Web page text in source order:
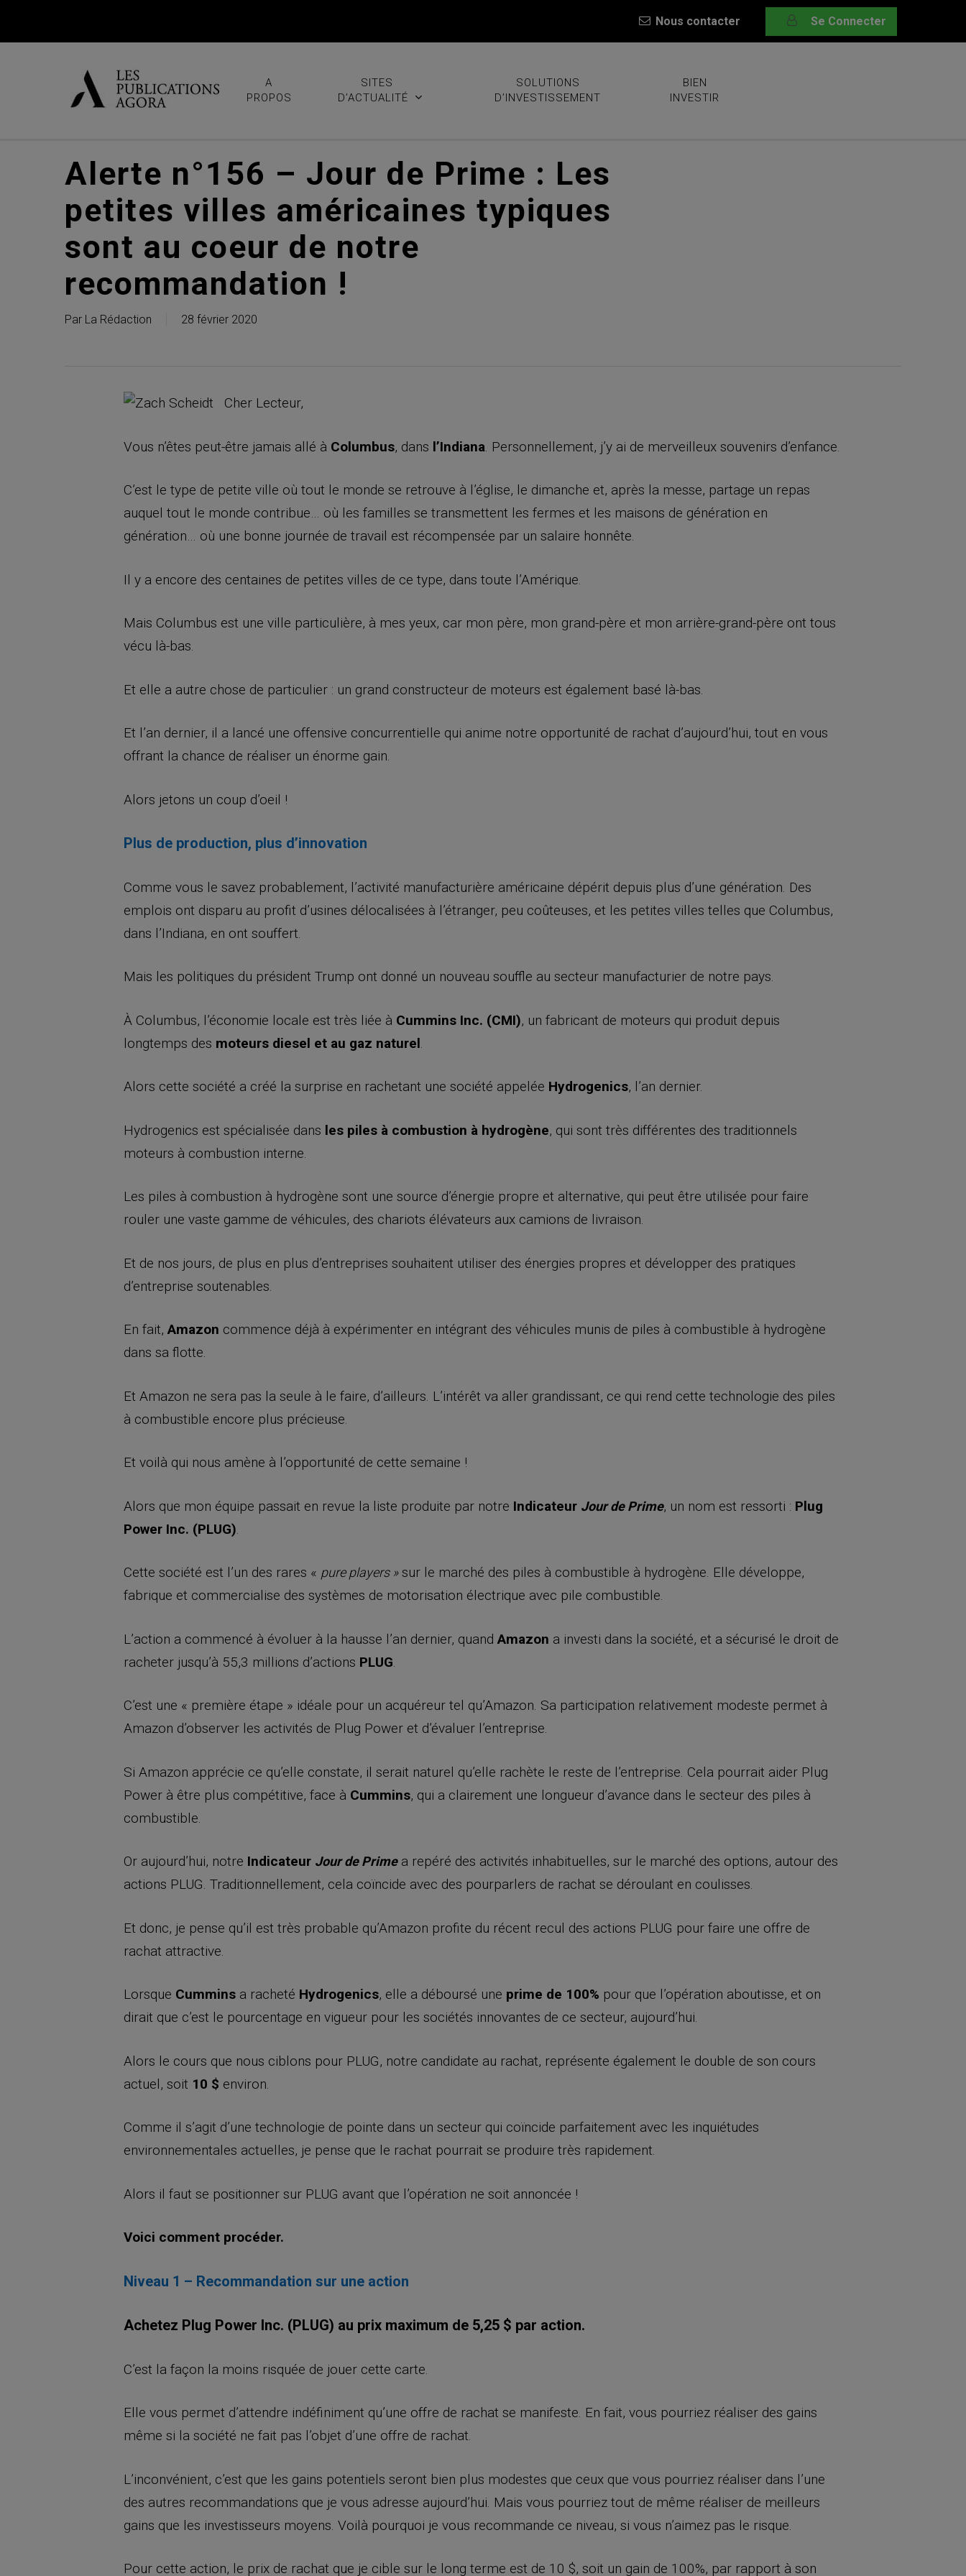
Nous contacter Se Connecter
A
PROPOS
SITES
D’ACTUALITÉ
SOLUTIONS
D’INVESTISSEMENT
BIEN
INVESTIR
Alerte n°156 – Jour de Prime : Les
petites villes américaines typiques
sont au coeur de notre
recommandation !
Par La Rédaction 28 février 2020
Cher Lecteur,
Vous n’êtes peut-être jamais allé à Columbus, dans l’Indiana . Personnellement, j’y ai de merveilleux souvenirs d’enfance.
C’est le type de petite ville où tout le monde se retrouve à l’église, le dimanche et, après la messe, partage un repas
auquel tout le monde contribue… où les familles se transmettent les fermes et les maisons de génération en
génération… où une bonne journée de travail est récompensée par un salaire honnête.
Il y a encore des centaines de petites villes de ce type, dans toute l’Amérique.
Mais Columbus est une ville particulière, à mes yeux, car mon père, mon grand-père et mon arrière-grand-père ont tous
vécu là-bas.
Et elle a autre chose de particulier : un grand constructeur de moteurs est également basé là-bas.
Et l’an dernier, il a lancé une offensive concurrentielle qui anime notre opportunité de rachat d’aujourd’hui, tout en vous
offrant la chance de réaliser un énorme gain.
Alors jetons un coup d’oeil !
Plus de production, plus d’innovation
Comme vous le savez probablement, l’activité manufacturière américaine dépérit depuis plus d’une génération. Des
emplois ont disparu au profit d’usines délocalisées à l’étranger, peu coûteuses, et les petites villes telles que Columbus,
dans l’Indiana, en ont souffert.
Mais les politiques du président Trump ont donné un nouveau souffle au secteur manufacturier de notre pays.
À Columbus, l’économie locale est très liée à Cummins Inc. (CMI), un fabricant de moteurs qui produit depuis
longtemps des moteurs diesel et au gaz naturel
Alors cette société a créé la surprise en rachetant une société appelée Hydrogenics, l’an dernier.
Hydrogenics est spécialisée dans les piles à combustion à hydrogène, qui sont très différentes des traditionnels
moteurs à combustion interne.
Les piles à combustion à hydrogène sont une source d’énergie propre et alternative, qui peut être utilisée pour faire
rouler une vaste gamme de véhicules, des chariots élévateurs aux camions de livraison.
Et de nos jours, de plus en plus d’entreprises souhaitent utiliser des énergies propres et développer des pratiques
d’entreprise soutenables.
En fait,Amazon commence déjà à expérimenter en intégrant des véhicules munis de piles à combustible à hydrogène
dans sa flotte.
Et Amazon ne sera pas la seule à le faire, d’ailleurs. L’intérêt va aller grandissant, ce qui rend cette technologie des piles
à combustible encore plus précieuse.
Et voilà qui nous amène à l’opportunité de cette semaine !
Alors que mon équipe passait en revue la liste produite par notre Indicateur Jour de Prime, un nom est ressorti : Plug
Power Inc. (PLUG)
Cette société est l’un des rares « pure players »sur le marché des piles à combustible à hydrogène. Elle développe,
fabrique et commercialise des systèmes de motorisation électrique avec pile combustible.
L’action a commencé à évoluer à la hausse l’an dernier, quand Amazon a investi dans la société, et a sécurisé le droit de
racheter jusqu’à 55,3 millions d’actions PLUG
C’est une « première étape » idéale pour un acquéreur tel qu’Amazon. Sa participation relativement modeste permet à
Amazon d’observer les activités de Plug Power et d’évaluer l’entreprise.
Si Amazon apprécie ce qu’elle constate, il serait naturel qu’elle rachète le reste de l’entreprise. Cela pourrait aider Plug
Power à être plus compétitive, face à Cummins, qui a clairement une longueur d’avance dans le secteur des piles à
combustible.
Or aujourd’hui, notre Indicateur Jour de Primea repéré des activités inhabituelles, sur le marché des options, autour des
actions PLUG. Traditionnellement, cela coïncide avec des pourparlers de rachat se déroulant en coulisses.
Et donc, je pense qu’il est très probable qu’Amazon profite du récent recul des actions PLUG pour faire une offre de
rachat attractive.
Lorsque Cummins a racheté Hydrogenics, elle a déboursé une prime de 100% pour que l’opération aboutisse, et on
dirait que c’est le pourcentage en vigueur pour les sociétés innovantes de ce secteur, aujourd’hui.
Alors le cours que nous ciblons pour PLUG, notre candidate au rachat, représente également le double de son cours
actuel, soit 10 $ environ.
Comme il s’agit d’une technologie de pointe dans un secteur qui coïncide parfaitement avec les inquiétudes
environnementales actuelles, je pense que le rachat pourrait se produire très rapidement.
Alors il faut se positionner sur PLUG avant que l’opération ne soit annoncée !
Voici comment procéder.
Niveau 1 – Recommandation sur une action
Achetez Plug Power Inc. (PLUG) au prix maximum de 5,25 $ par action.
C’est la façon la moins risquée de jouer cette carte.
Elle vous permet d’attendre indéfiniment qu’une offre de rachat se manifeste. En fait, vous pourriez réaliser des gains
même si la société ne fait pas l’objet d’une offre de rachat.
L’inconvénient, c’est que les gains potentiels seront bien plus modestes que ceux que vous pourriez réaliser dans l’une
des autres recommandations que je vous adresse aujourd’hui. Mais vous pourriez tout de même réaliser de meilleurs
gains que les investisseurs moyens. Voilà pourquoi je vous recommande ce niveau, si vous n’aimez pas le risque.
Pour cette action, le prix de rachat que je cible sur le long terme est de 10 $, soit un gain de 100%, par rapport à son